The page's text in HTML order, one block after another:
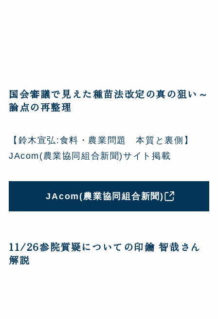
国会審議で見えた種苗法改定の真の狙い～
論点の再整理
【鈴木宣弘:食料・農業問題 本質と裏側】
JAcom(農業協同組合新聞)サイト掲載
JAcom(農業協同組合新聞)
11/26参院質疑についての印鑰 智哉さん
解説